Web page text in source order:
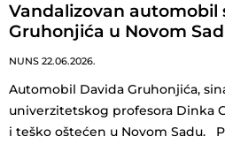
Vandalizovan automobil
Gruhonjića u Novom
NUNS 22.06.2026.
Automobil Davida Gruhonjića,
univerzitetskog profesora Dinka
i teško oštećen u Novom Sadu.